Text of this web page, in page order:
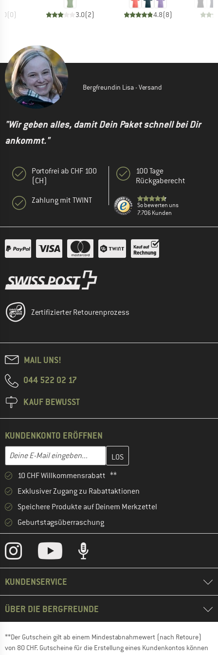
(0) 3.0(2) 4.8(8)
Bergfreundin Lisa - Versand
"Wir geben alles, damit Dein Paket schnell bei Dir
ankommt."
Portofrei ab CHF 100
(CH)
Zahlung mit TWINT
100 Tage
Rückgaberecht
So bewerten uns
7.706 Kunden
Zertifizierter Retourenprozess
MAIL UNS!
044 522 02 17
KAUF BEWUSST
KUNDENKONTO ERÖFFNEN
E-Mail-Adresse
Gib hier deine E-Mail-Adresse ein und erstelle im nächsten
10 CHF Willkommensrabatt **
Exklusiver Zugang zu Rabattaktionen
Speichere Produkte auf Deinem Merkzettel
Geburtstagsüberraschung
KUNDENSERVICE
ÜBER DIE BERGFREUNDE
**Der Gutschein gilt ab einem Mindestabnahmewert (nach Retoure)
von 80 CHF. Gutscheine für die Erstellung eines Kundenkontos können